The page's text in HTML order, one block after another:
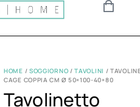
HOME / SOGGIORNO /TAVOLINI /
CAGE COPPIA CM Ø 50×100-40×80
Tavolinetto